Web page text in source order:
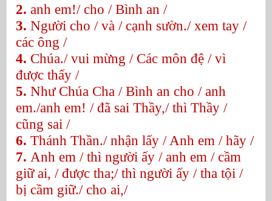
2. anh em!/ cho / Bình an /
3. Người cho / và / cạnh sườn./ xem tay /
các ông /
4. Chúa./ vui mừng / Các môn đệ / vì
được thấy /
5. Như Chúa Cha / Bình an cho / anh
em./anh em! / đã sai Thầy,/ thì Thầy /
cũng sai /
6. Thánh Thần./ nhận lấy / Anh em / hãy /
7. Anh em / thì người ấy / anh em / cầm
giữ ai, / được tha;/ thì người ấy / tha tội /
bị cầm giữ./ cho ai,/